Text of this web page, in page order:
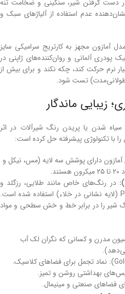
دست گرفتن شیر، سنگینی و ضخامت تنه
عدم استفاده از آلیاژهای سبک و
(کارتریج سرامیکی ۳۵): مدل آمازون مجهز به کارتریج سرامیکی سایز
پودری آلمانی و روان‌کننده‌های ژاپنی در
نرم حرکت کند، چکه نکند و برای بیش از
شدن یا پریدن رنگ شیرآلات در اثر
با تکنولوژی پیشرفته حل کرده است:
دارای پوشش سه لایه (مس، نیکل و
در رنگ‌های خاص مانند طلایی، رزگلد و
برخی مدل‌های مات، از تکنولوژی PVD (لایه نشانی در خلاء) استفاده شده است.
شیر را در برابر خط و خش سطحی و مواد
مدرن و کسانی که نگران لک آب
بهداشتی روشن و تمیز.